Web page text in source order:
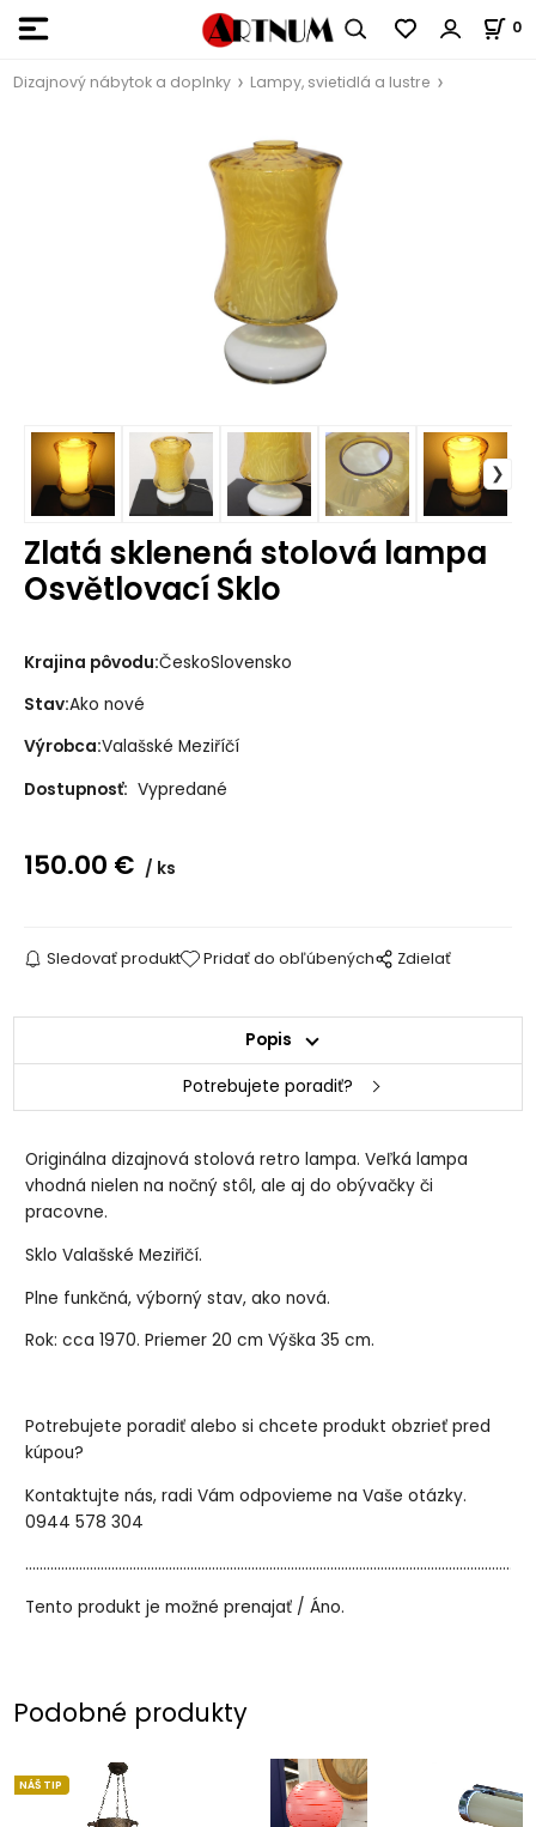
0
Dizajnový nábytok a doplnky Lampy, svietidlá a lustre
Zlatá sklenená stolová lampa
Osvětlovací Sklo
Krajina pôvodu:ČeskoSlovensko
Stav:Ako nové
Výrobca:Valašské Meziříčí
Dostupnosť: Vypredané
150.00 € ks
Sledovať produkt Pridať do obľúbených Zdielať
Popis
Potrebujete poradiť?
Originálna dizajnová stolová retro lampa. Veľká lampa
vhodná nielen na nočný stôl, ale aj do obývačky či
pracovne.
Sklo Valašské Meziřičí.
Plne funkčná, výborný stav, ako nová.
Rok: cca 1970. Priemer 20 cm Výška 35 cm.
Potrebujete poradiť alebo si chcete produkt obzrieť pred
kúpou?
Kontaktujte nás, radi Vám odpovieme na Vaše otázky.
0944 578 304
Tento produkt je možné prenajať / Áno.
Podobné produkty
NÁŠ TIP